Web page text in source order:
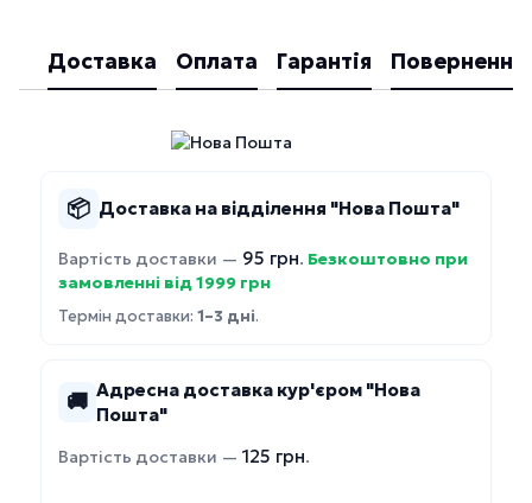
Доставка Оплата Гарантія Повернення
📦 Доставка на відділення "Нова Пошта"
Вартість доставки — 95 грн. Безкоштовно при
замовленні від 1999 грн
Термін доставки: 1–3 дні.
🚚 Адресна доставка кур'єром "Нова
Пошта"
Вартість доставки — 125 грн.